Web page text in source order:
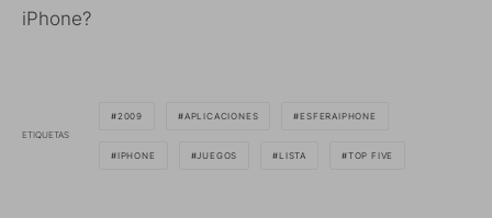
iPhone?
ETIQUETAS
2009 APLICACIONES ESFERAIPHONE
IPHONE JUEGOS LISTA TOP FIVE